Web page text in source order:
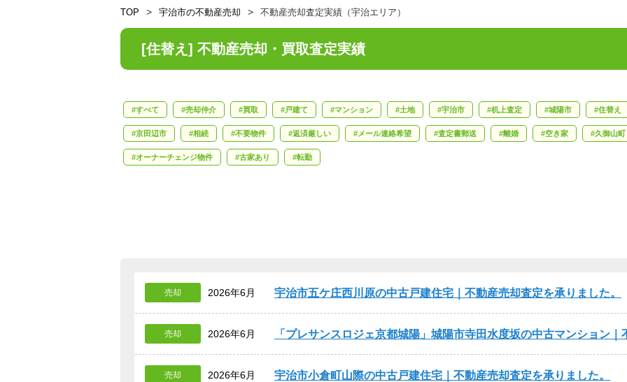
TOP 宇治市の不動産売却 不動産売却査定実績（宇治エリア）
[住替え] 不動産売却・買取査定実績
すべて 売却仲介 買取 戸建て マンション 土地 宇治市 机上査定 城陽市 住替え
京田辺市 相続 不要物件 返済厳しい メール連絡希望 査定書郵送 離婚 空き家 久御山町
オーナーチェンジ物件 古家あり 転勤
売却 2026年6月 宇治市五ケ庄西川原の中古戸建住宅｜不動産売却査定を承りました。
売却 2026年6月 プレサンスロジェ京都城陽 城陽市寺田水度坂の中古マンション｜
売却 2026年6月 宇治市小倉町山際の中古戸建住宅｜不動産売却査定を承りました。